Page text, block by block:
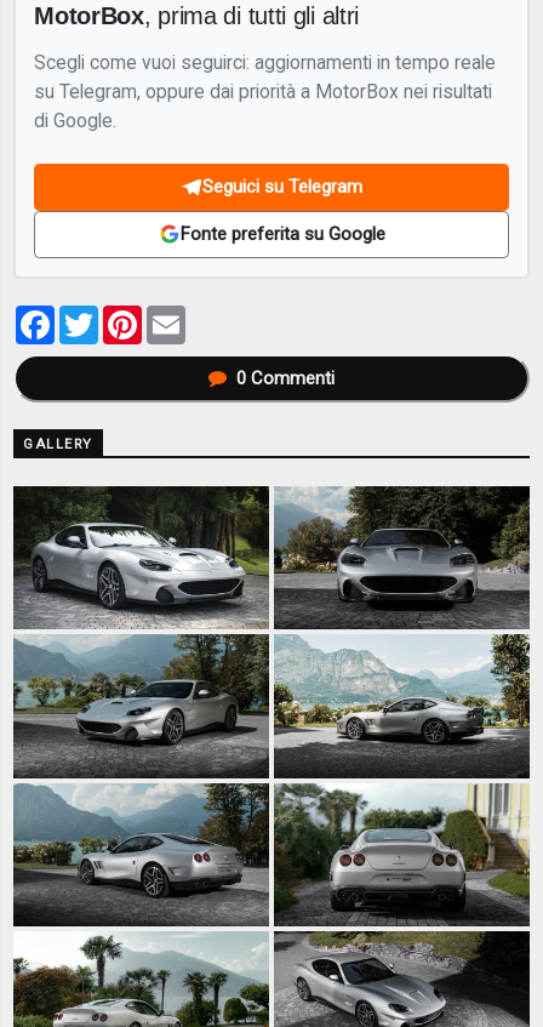
MotorBox, prima di tutti gli altri
Scegli come vuoi seguirci: aggiornamenti in tempo reale
su Telegram, oppure dai priorità a MotorBox nei risultati
di Google.
Seguici su Telegram
Fonte preferita su Google
Facebook
TwitterPinterest
0Commenti
GALLERY